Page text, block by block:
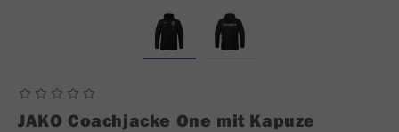
JAKO Coachjacke One mit Kapuze